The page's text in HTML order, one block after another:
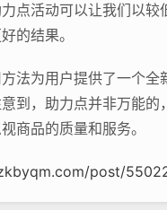
点活动可以让我们以
的结果。
法为用户提供了一个
到，助力点并非万能
商品的质量和服务。
post/